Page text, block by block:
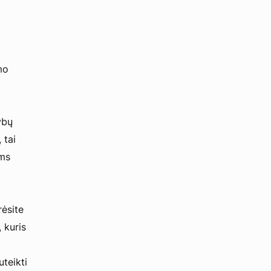
tai
kuris